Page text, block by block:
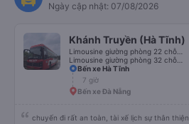
Ngày cập nhật: 07/08/2026
Khánh Truyền (Hà Tĩnh)
Bến xe Hà Tĩnh
7 giờ
Bến xe Đà Nẵng
chuyến đi rất an toàn, tài xế lịch sự thân thiện